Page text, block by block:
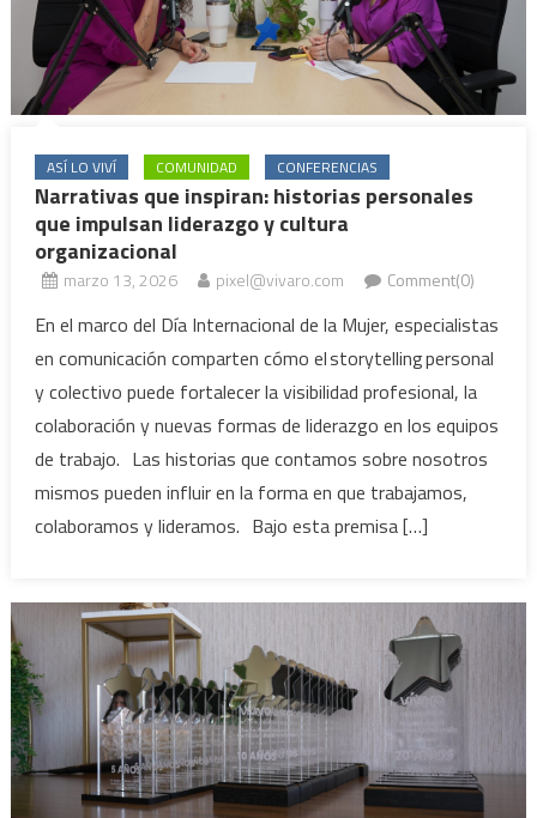
ASÍ LO VIVÍ COMUNIDAD CONFERENCIAS
Narrativas que inspiran: historias personales
que impulsan liderazgo y cultura
organizacional
marzo 13, 2026 pixel@vivaro.com Comment(0)
En el marco del Día Internacional de la Mujer, especialistas
en comunicación comparten cómo el storytelling personal
y colectivo puede fortalecer la visibilidad profesional, la
colaboración y nuevas formas de liderazgo en los equipos
de trabajo. Las historias que contamos sobre nosotros
mismos pueden influir en la forma en que trabajamos,
colaboramos y lideramos. Bajo esta premisa […]